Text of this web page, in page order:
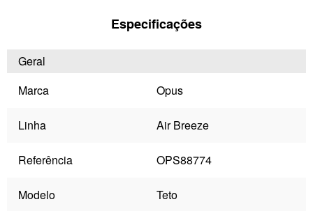
Especificações
Geral
Marca
Opus
Linha Air Breeze
Referência OPS88774
Modelo Teto